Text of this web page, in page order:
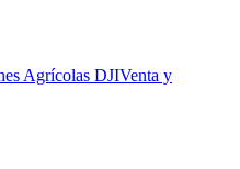
Agrícolas DJIVenta y